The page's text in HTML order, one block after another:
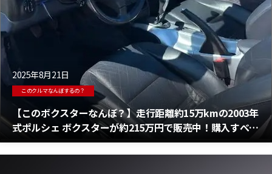
2025年8月21日
このクルマなんぼするの？
【このボクスターなんぼ？】走行距離約15万kmの2003年
式ポルシェ ボクスターが約215万円で販売中！購入すべき
か・・・うーん悩ましい